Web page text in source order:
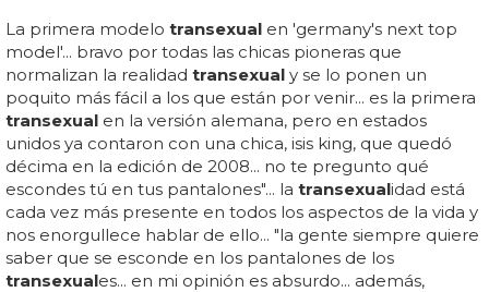
La primera modelo transexual en 'germany's next top
model'... bravo por todas las chicas pioneras que
normalizan la realidad transexual y se lo ponen un
poquito más fácil a los que están por venir... es la primera
transexual en la versión alemana, pero en estados
unidos ya contaron con una chica, isis king, que quedó
décima en la edición de 2008... no te pregunto qué
escondes tú en tus pantalones"... la transexualidad está
cada vez más presente en todos los aspectos de la vida y
nos enorgullece hablar de ello... "la gente siempre quiere
saber que se esconde en los pantalones de los
transexuales... en mi opinión es absurdo... además,